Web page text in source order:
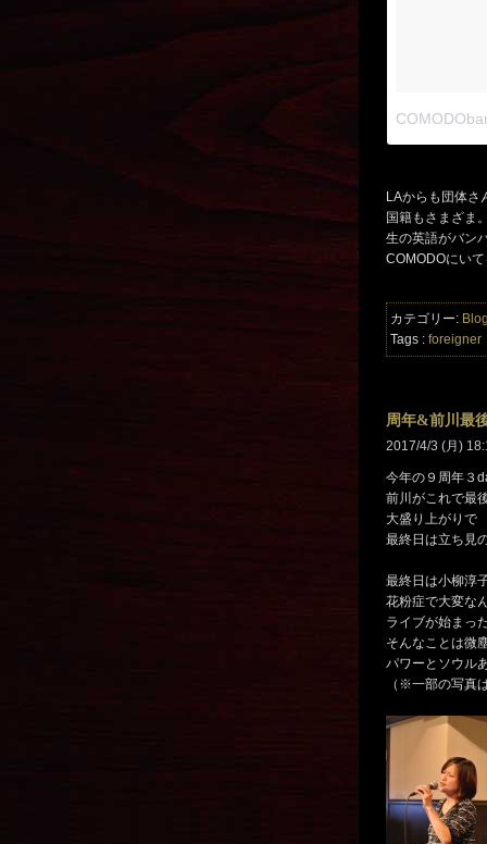
LAからも団体さ
国籍もさまざま
生の英語がバン
COMODOにい
カテゴリー:
Tags : foreigner
周年&前川最
2017/4/3 (月)
今年の９周年３
前川がこれで最
大盛り上がりで
最終日は立ち見
最終日は小柳淳
花粉症で大変な
ライブが始まっ
そんなことは微
パワーとソウル
（※一部の写真